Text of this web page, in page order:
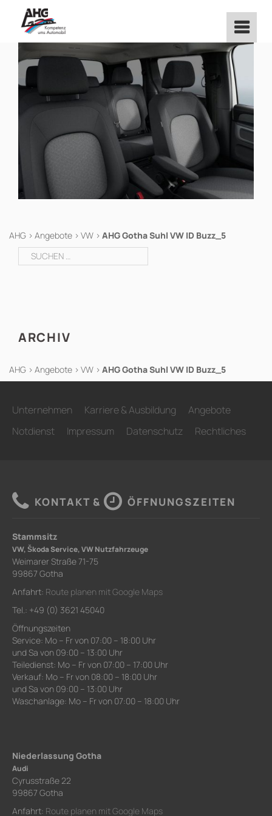
springen
AHG > Angebote > VW > AHG Gotha Suhl VW ID Buzz_5
Suchen
nach:
ARCHIV
AHG > Angebote > VW > AHG Gotha Suhl VW ID Buzz_5
Unternehmen Karriere & Ausbildung
Angebote
Notdienst
Impressum Datenschutz Rechtliches
KONTAKT & ÖFFNUNGSZEITEN
Stammsitz
VW, Škoda Service, VW Nutzfahrzeuge
Weimarer Straße 71-75
99867 Gotha
Anfahrt: Route planen mit Google Maps
Tel.: +49 (0) 3621 45040
Öffnungszeiten
Service: Mo – Fr von 07:00 – 18:00 Uhr
und Sa von 09:00 – 13:00 Uhr
Teiledienst: Mo – Fr von 07:00 – 17:00 Uhr
Verkauf: Mo – Fr von 08:00 – 18:00 Uhr
und Sa von 09:00 – 13:00 Uhr
Waschanlage: Mo – Fr von 07:00 – 18:00 Uhr
Niederlassung Gotha
Audi
Cyrusstraße 22
99867 Gotha
Anfahrt: Route planen mit Google Maps